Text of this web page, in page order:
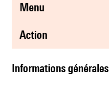
menu
action
informations générales